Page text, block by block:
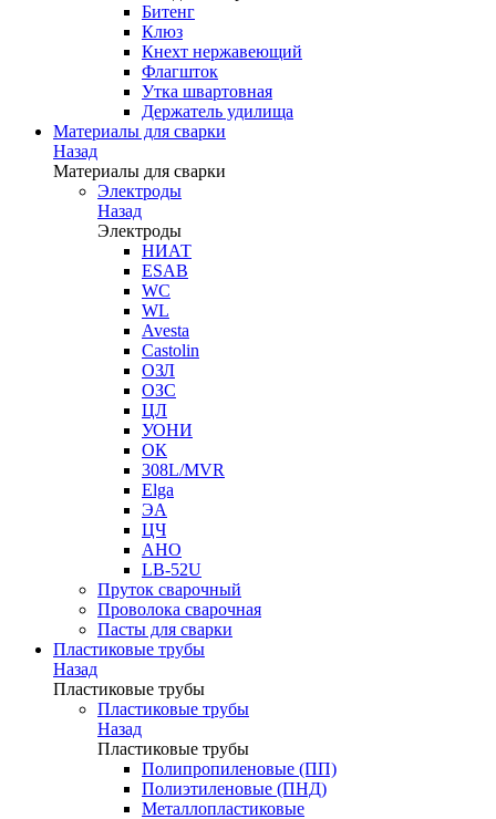
Битенг
Клюз
Кнехт нержавеющий
Флагшток
Утка швартовная
Держатель удилища
Материалы для сварки
Назад
Материалы для сварки
Электроды
Назад
Электроды
НИАТ
ESAB
WC
WL
Avesta
Castolin
ОЗЛ
ОЗС
ЦЛ
УОНИ
ОК
308L/MVR
Elga
ЭА
ЦЧ
АНО
LB-52U
Пруток сварочный
Проволока сварочная
Пасты для сварки
Пластиковые трубы
Назад
Пластиковые трубы
Пластиковые трубы
Назад
Пластиковые трубы
Полипропиленовые (ПП)
Полиэтиленовые (ПНД)
Металлопластиковые